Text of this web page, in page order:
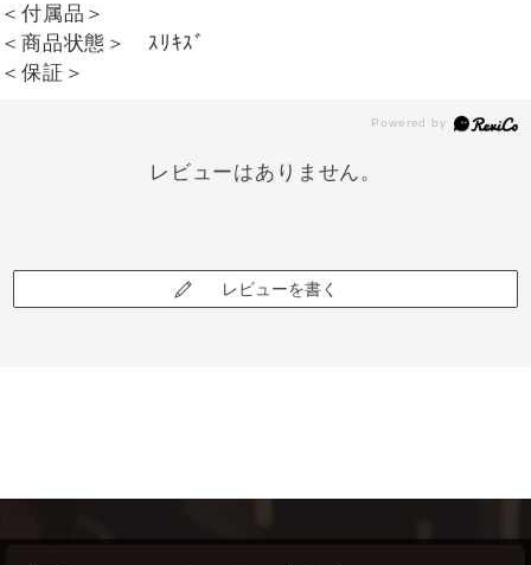
＜付属品＞
＜商品状態＞ ｽﾘｷｽﾞ
＜保証＞
レビューはありません。
レビューを書く